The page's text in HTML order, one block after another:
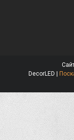
DecorLED |